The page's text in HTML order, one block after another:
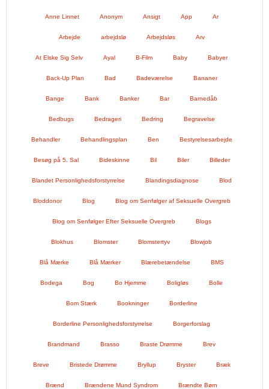
Anne Linnet Anonym Ansigt App Ar
Arbejde arbejdslø Arbejdsløs Arv
At Elske Sig Selv Ayal B-Film Baby Babyer
Back-Up Plan Bad Badeværelse Bananer
Bange Bank Banker Bar Barnedåb
Bedbugs Bedrageri Bedring Begravelse
Behandler Behandlingsplan Ben Bestyrelsesarbejde
Besøg på 5. Sal Bideskinne Bil Biler Billeder
Blandet Personlighedsforstyrrelse Blandingsdiagnose Blod
Bloddonor Blog Blog om Senfølger af Seksuelle Overgreb
Blog om Senfølger Efter Seksuelle Overgreb Blogs
Blokhus Blomster Blomstertyv Blowjob
Blå Mærke Blå Mærker Blærebetændelse BMS
Bodega Bog Bo Hjemme Boligløs Bolle
Bom Stærk Bookninger Borderline
Borderline Personlighedsforstyrrelse Borgerforslag
Brandmand Brasso Braste Drømme Brev
Breve Bristede Drømme Bryllup Bryster Bræk
Brænd Brændene Mund Syndrom Brændte Børn